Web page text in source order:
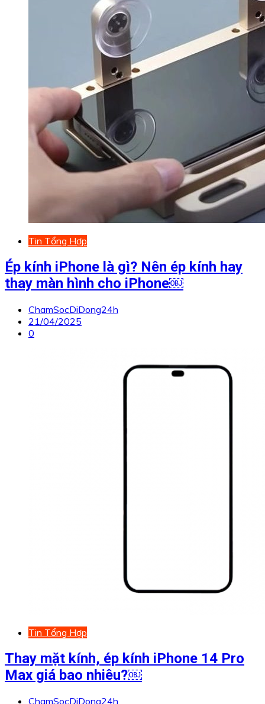
Tin Tổng Hợp
Ép kính iPhone là gì? Nên ép kính hay
thay màn hình cho iPhone￼
ChamSocDiDong24h
21/04/2025
0
Tin Tổng Hợp
Thay mặt kính, ép kính iPhone 14 Pro
Max giá bao nhiêu?￼
ChamSocDiDong24h